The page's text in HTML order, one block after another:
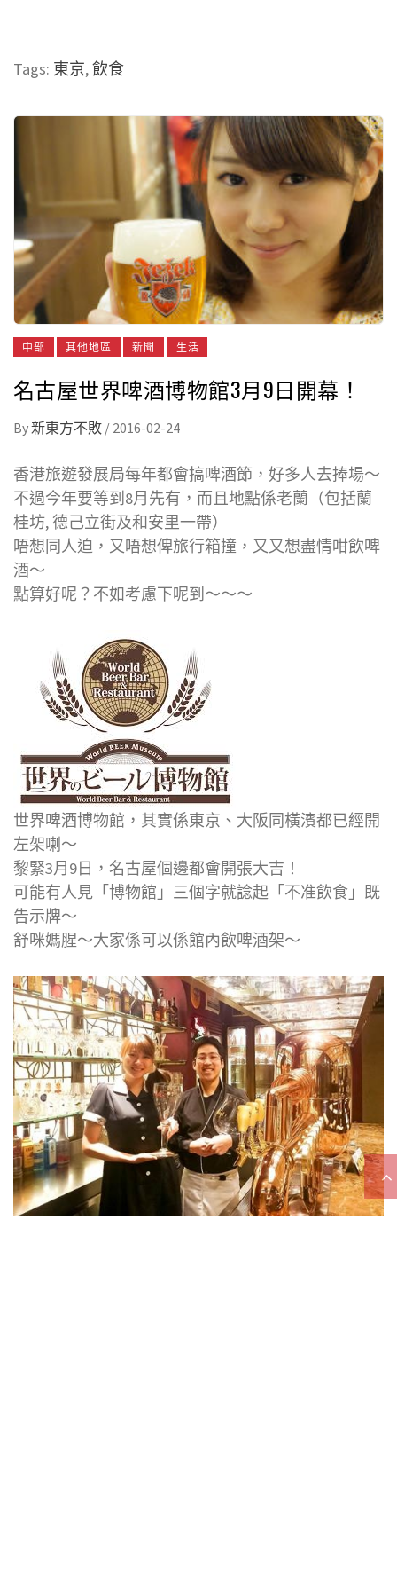
Tags: 東京,飲食
中部 其他地區 新聞 生活
名古屋世界啤酒博物館3月9日開幕！
By新東方不敗 / 2016-02-24
香港旅遊發展局每年都會搞啤酒節，好多人去捧場～
不過今年要等到8月先有，而且地點係老蘭（包括蘭
桂坊, 德己立街及和安里一帶）
唔想同人迫，又唔想俾旅行箱撞，又又想盡情咁飲啤
酒～
點算好呢？不如考慮下呢到～～～
世界啤酒博物館，其實係東京、大阪同橫濱都已經開
左架喇～
黎緊3月9日，名古屋個邊都會開張大吉！
可能有人見「博物館」三個字就諗起「不准飲食」既
告示牌～
舒咪媽腥～大家係可以係館內飲啤酒架～